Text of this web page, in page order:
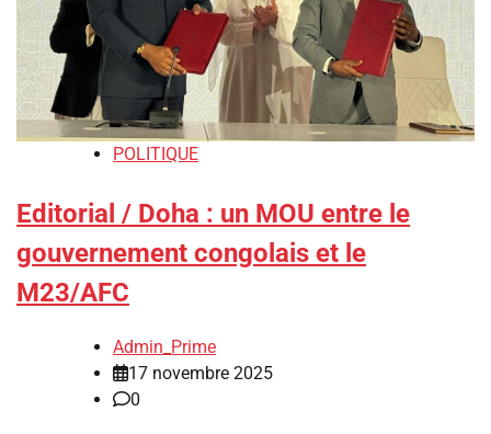
POLITIQUE
Editorial / Doha : un MOU entre le
gouvernement congolais et le
M23/AFC
Admin_Prime
17 novembre 2025
0